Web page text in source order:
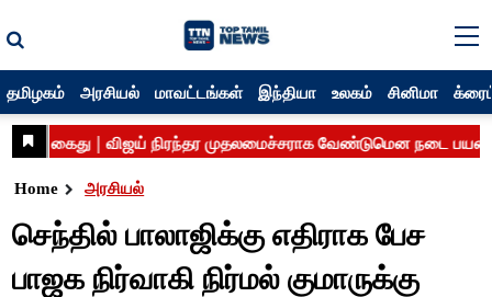
தமிழகம் அரசியல் மாவட்டங்கள் இந்தியா உலகம் சினிமா
Home அரசியல்
செந்தில் பாலாஜிக்கு எதிராக பேச
பாஜக நிர்வாகி நிர்மல் குமாருக்கு